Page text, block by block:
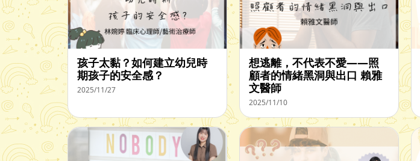
孩子太黏？如何建立幼兒時
期孩子的安全感？
2025/11/27
想逃離，不代表不愛——照
顧者的情緒黑洞與出口 賴雅
文醫師
2025/11/10